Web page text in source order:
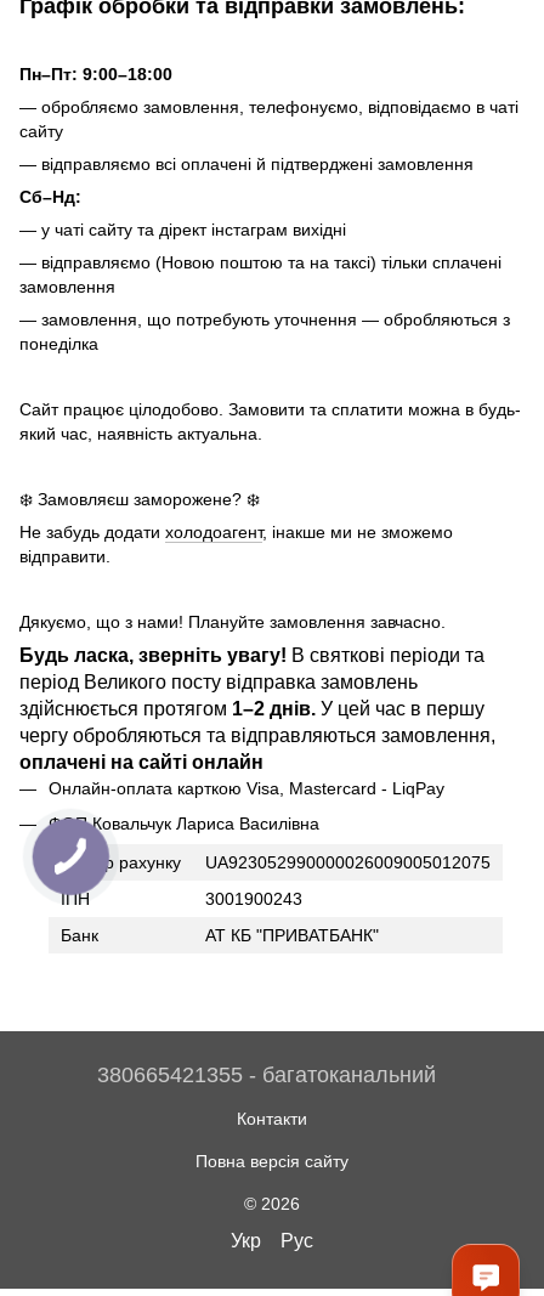
Графік обробки та відправки замовлень:
Пн–Пт: 9:00–18:00
— обробляємо замовлення, телефонуємо, відповідаємо в чаті
сайту
— відправляємо всі оплачені й підтверджені замовлення
Сб–Нд:
— у чаті сайту та дірект інстаграм вихідні
— відправляємо (Новою поштою та на таксі) тільки сплачені
замовлення
— замовлення, що потребують уточнення — обробляються з
понеділка
Сайт працює цілодобово. Замовити та сплатити можна в будь-
який час, наявність актуальна.
❄️ Замовляєш заморожене? ❄️
Не забудь додати холодоагент, інакше ми не зможемо
відправити.
Дякуємо, що з нами! Плануйте замовлення завчасно.
Будь ласка, зверніть увагу! В святкові періоди та
період Великого посту відправка замовлень
здійснюється протягом 1–2 днів. У цей час в першу
чергу обробляються та відправляються замовлення,
оплачені на сайті онлайн
Онлайн-оплата карткою Visa, Mastercard - LiqPay
ФОП Ковальчук Лариса Василівна
Номер рахунку
UA923052990000026009005012075
ІПН
3001900243
Банк
АТ КБ "ПРИВАТБАНК"
380665421355 - багатоканальний
Контакти
Повна версія сайту
© 2026
Укр Рус